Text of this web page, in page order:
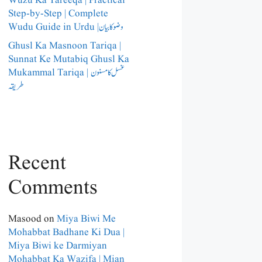
Step-by-Step | Complete
Wudu Guide in Urdu |وضو کا بیان
Ghusl Ka Masnoon Tariqa |
Sunnat Ke Mutabiq Ghusl Ka
Mukammal Tariqa | غسل کا مسنون
طریقہ
Recent
Comments
MasoodonMiya Biwi Me
Mohabbat Badhane Ki Dua |
Miya Biwi ke Darmiyan
Mohabbat Ka Wazifa | Mian